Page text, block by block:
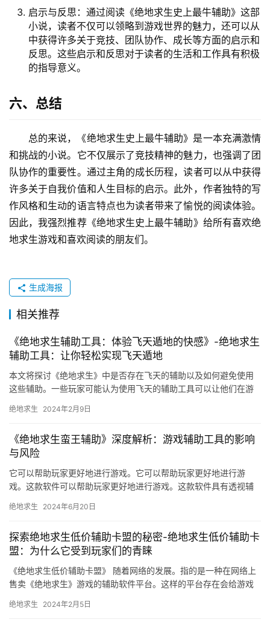
启示与反思：通过阅读《绝地求生史上最牛辅助》这部
小说，读者不仅可以领略到游戏世界的魅力，还可以从
中获得许多关于竞技、团队协作、成长等方面的启示和
反思。这些启示和反思对于读者的生活和工作具有积极
的指导意义。
六、总结
总的来说，《绝地求生史上最牛辅助》是一本充满激情
和挑战的小说。它不仅展示了竞技精神的魅力，也强调了团
队协作的重要性。通过主角的成长历程，读者可以从中获得
许多关于自我价值和人生目标的启示。此外，作者独特的写
作风格和生动的语言特点也为读者带来了愉悦的阅读体验。
因此，我强烈推荐《绝地求生史上最牛辅助》给所有喜欢绝
地求生游戏和喜欢阅读的朋友们。
生成海报
相关推荐
《绝地求生辅助工具：体验飞天遁地的快感》-绝地求生
辅助工具：让你轻松实现飞天遁地
本文将探讨《绝地求生》中是否存在飞天的辅助以及如何避免使用
这些辅助。一些玩家可能认为使用飞天的辅助工具可以让他们在游
绝地求生 2024年2月9日
《绝地求生蛮王辅助》深度解析：游戏辅助工具的影响
与风险
它可以帮助玩家更好地进行游戏。它可以帮助玩家更好地进行游
戏。这款软件可以帮助玩家更好地进行游戏。这款软件具有透视辅
绝地求生 2024年6月20日
探索绝地求生低价辅助卡盟的秘密-绝地求生低价辅助卡
盟：为什么它受到玩家们的青睐
《绝地求生低价辅助卡盟》 随着网络的发展。指的是一种在网络上
售卖《绝地求生》游戏的辅助软件平台。这样的平台存在会给游戏
绝地求生 2024年2月5日